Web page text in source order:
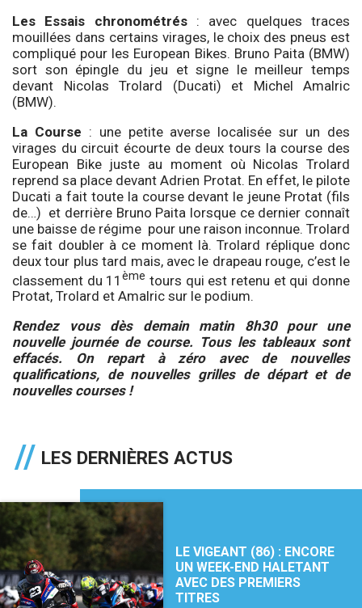
Les Essais chronométrés: avec quelques traces
mouillées dans certains virages, le choix des pneus est
compliqué pour les European Bikes. Bruno Paita (BMW)
sort son épingle du jeu et signe le meilleur temps
devant Nicolas Trolard (Ducati) et Michel Amalric
(BMW).
La Course : une petite averse localisée sur un des
virages du circuit écourte de deux tours la course des
European Bike juste au moment où Nicolas Trolard
reprend sa place devant Adrien Protat. En effet, le pilote
Ducati a fait toute la course devant le jeune Protat (fils
de…) et derrière Bruno Paita lorsque ce dernier connaît
une baisse de régime pour une raison inconnue. Trolard
se fait doubler à ce moment là. Trolard réplique donc
deux tour plus tard mais, avec le drapeau rouge, c’est le
classement du 11ème tours qui est retenu et qui donne
Protat, Trolard et Amalric sur le podium.
Rendez vous dès demain matin 8h30 pour une
nouvelle journée de course. Tous les tableaux sont
effacés. On repart à zéro avec de nouvelles
qualifications, de nouvelles grilles de départ et de
nouvelles courses !
LES DERNIÈRES ACTUS
LE VIGEANT (86) : ENCORE
UN WEEK-END HALETANT
AVEC DES PREMIERS
TITRES